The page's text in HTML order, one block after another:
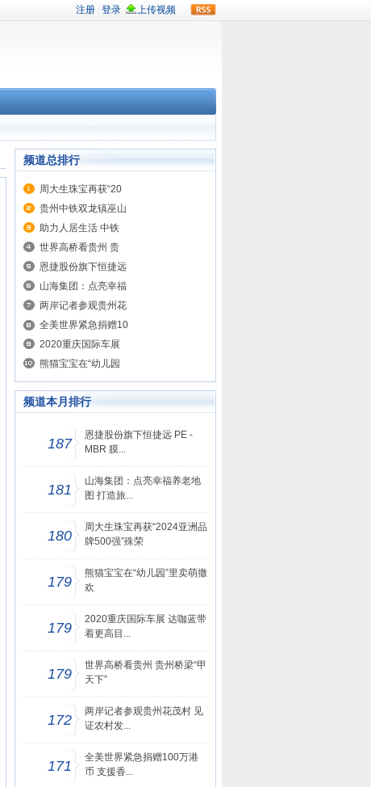
频道总排行
周大生珠宝再获“20
贵州中铁双龙镇巫山
助力人居生活 中铁
世界高桥看贵州 贵
恩捷股份旗下恒捷远
山海集团：点亮幸福
两岸记者参观贵州花
全美世界紧急捐赠10
2020重庆国际车展
熊猫宝宝在“幼儿园
频道本月排行
187
恩捷股份旗下恒捷远 PE -
MBR 膜...
181
山海集团：点亮幸福养老地
图 打造旅...
180
周大生珠宝再获“2024亚洲品
牌500强”殊荣
179
熊猫宝宝在“幼儿园”里卖萌撒
欢
179
2020重庆国际车展 达咖蓝带
着更高目...
179
世界高桥看贵州 贵州桥梁“甲
天下”
172
两岸记者参观贵州花茂村 见
证农村发...
171
全美世界紧急捐赠100万港
币 支援香...